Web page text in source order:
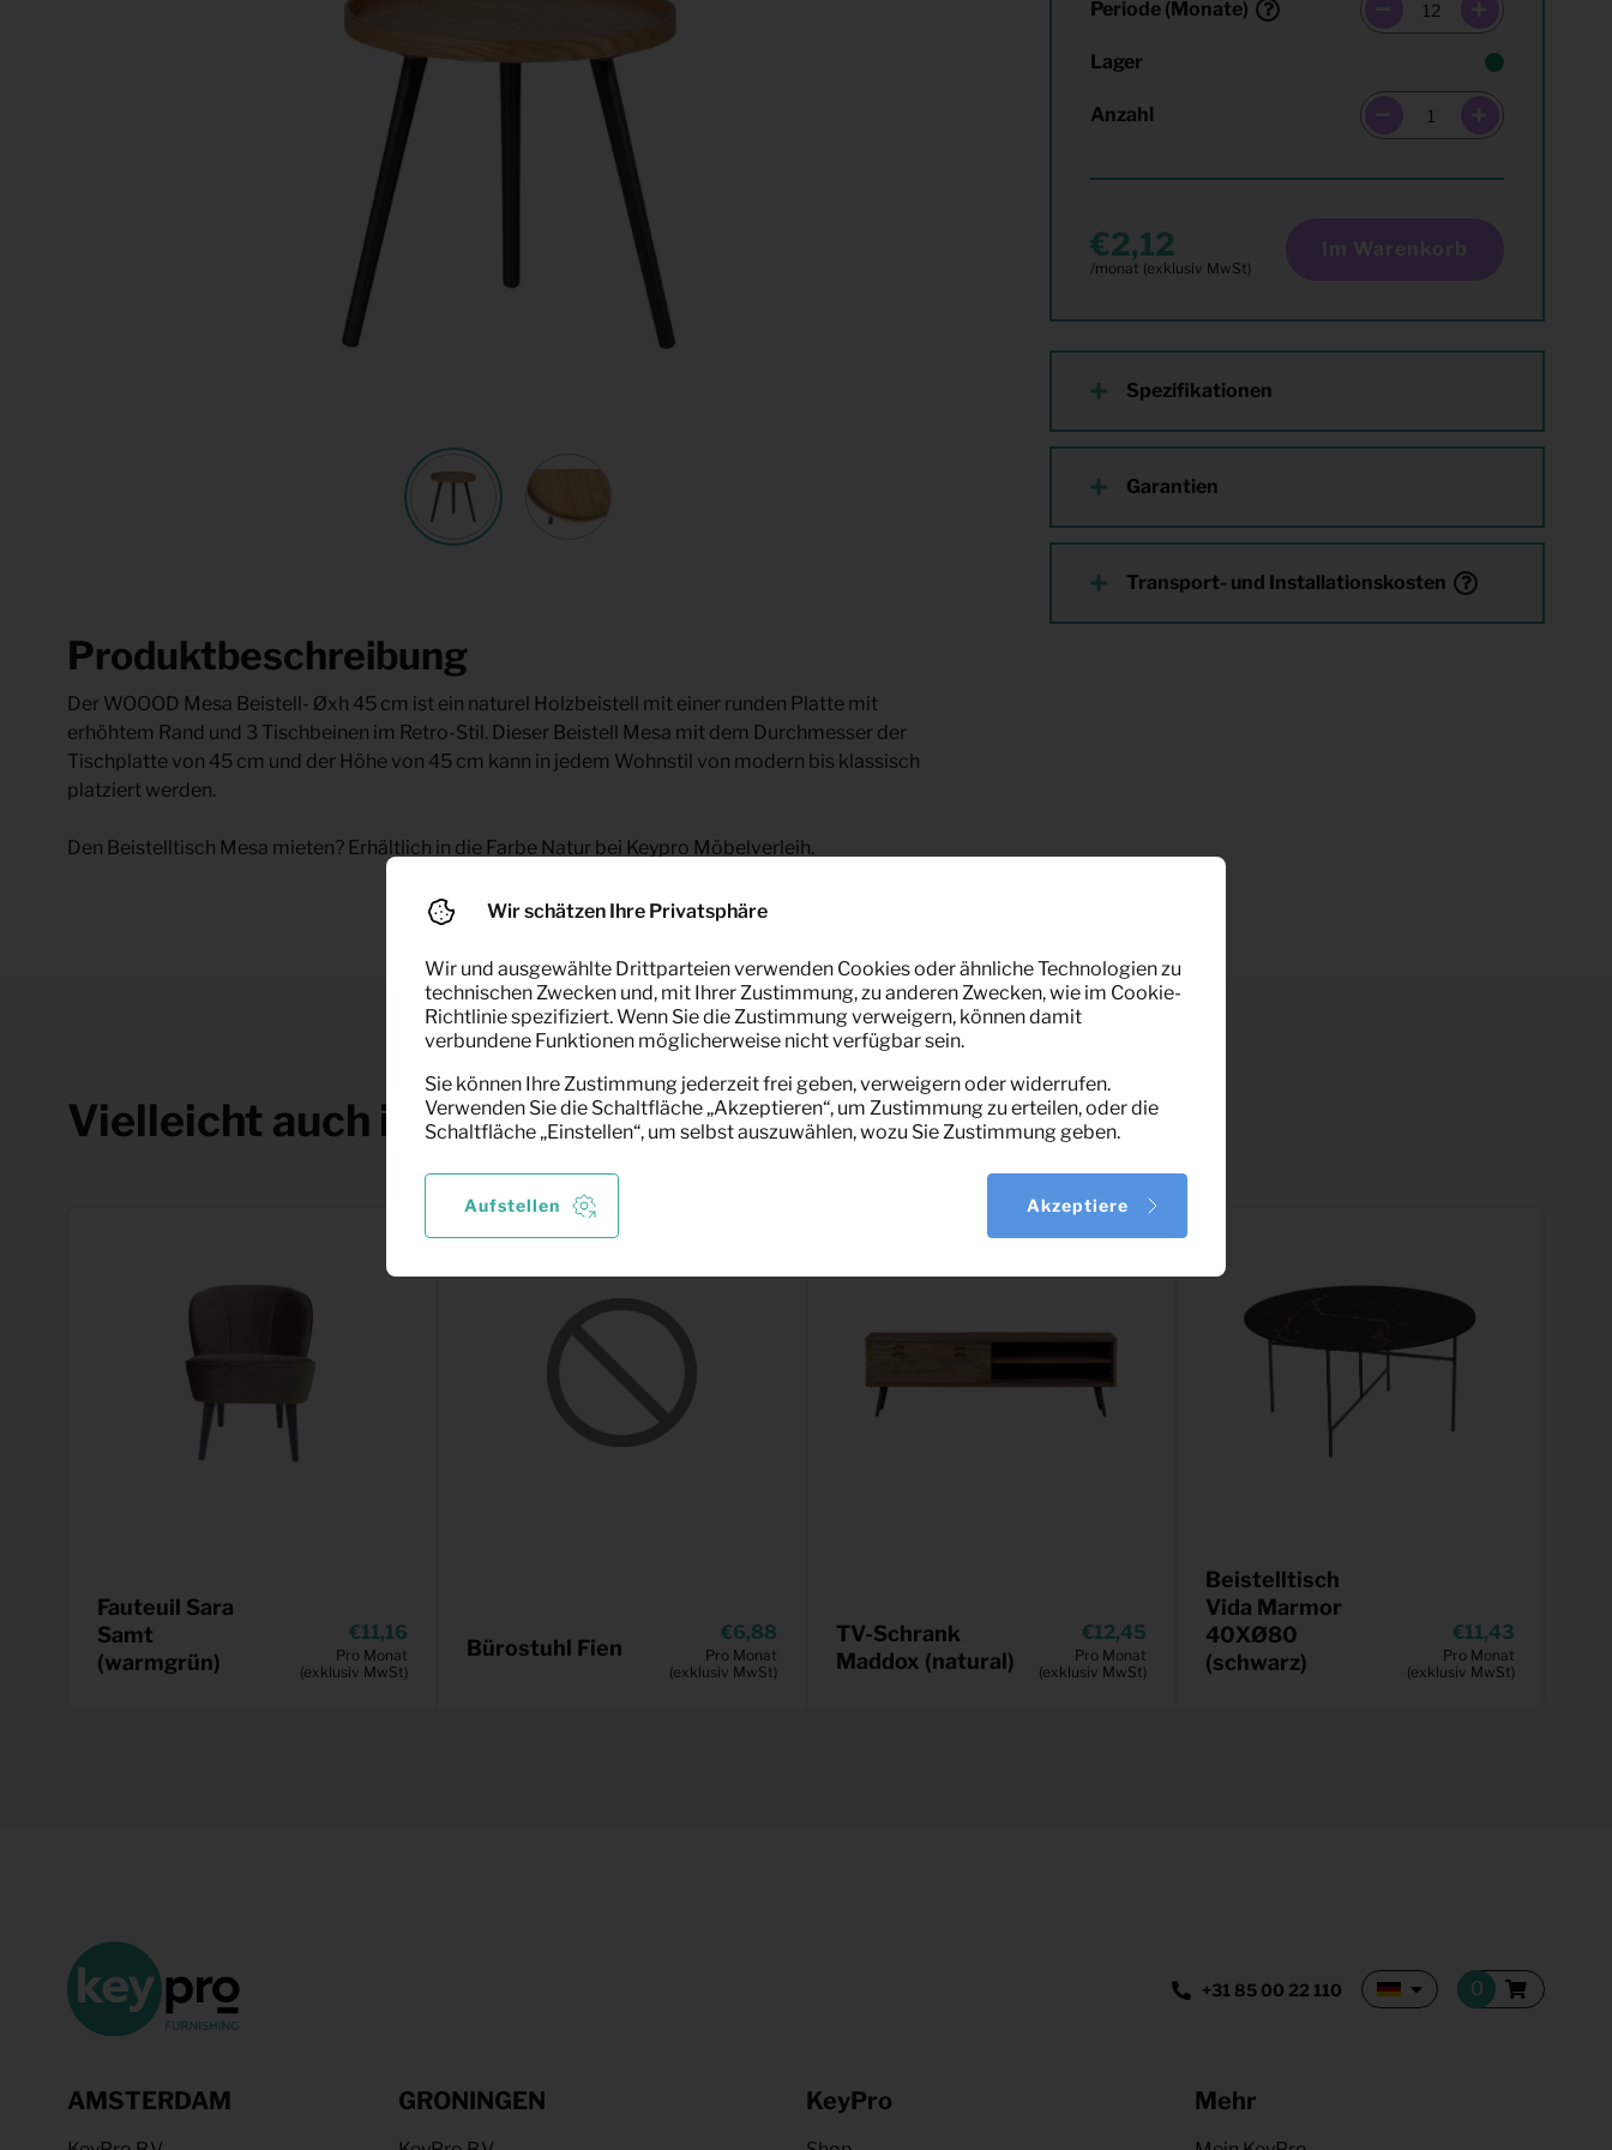
Periode (Monate)
Lager
Anzahl
2,12 Im Warenkorb
Spezifikationen
Garantien
Transport- und Installationskosten
Produktbeschreibung
Der WOOOD Mesa Beistell- Øxh 45 cm ist ein naturel Holzbeistell mit einer runden Platte mit
erhöhtem Rand und 3 Tischbeinen im Retro-Stil. Dieser Beistell Mesa mit dem Durchmesser der
Tischplatte von 45 cm und der Höhe von 45 cm kann in jedem Wohnstil von modern bis klassisch
platziert werden.
Den Beistelltisch Mesa mieten? Erhältlich in die Farbe Natur bei Keypro Möbelverleih.
Vielleicht auch interessant
Fauteuil Sara
Samt
(warmgrün)
11,16
Pro Monat
(exklusiv MwSt)
Bürostuhl Fien
6,88
Pro Monat
(exklusiv MwSt)
TV-Schrank
Maddox (natural)
12,45
Pro Monat
(exklusiv MwSt)
Beistelltisch
Vida Marmor
40XØ80
(schwarz)
11,43
Pro Monat
(exklusiv MwSt)
+31 85 00 22 110
AMSTERDAM GRONINGEN KeyPro Mehr
Wir schätzen Ihre Privatsphäre
Wir und ausgewählte Drittparteien verwenden Cookies oder ähnliche Technologien zu
technischen Zwecken und, mit Ihrer Zustimmung, zu anderen Zwecken, wie im Cookie-
Richtlinie spezifiziert. Wenn Sie die Zustimmung verweigern, können damit
verbundene Funktionen möglicherweise nicht verfügbar sein.
Sie können Ihre Zustimmung jederzeit frei geben, verweigern oder widerrufen.
Verwenden Sie die Schaltfläche „Akzeptieren“, um Zustimmung zu erteilen, oder die
Schaltfläche „Einstellen“, um selbst auszuwählen, wozu Sie Zustimmung geben.
Aufstellen Akzeptiere